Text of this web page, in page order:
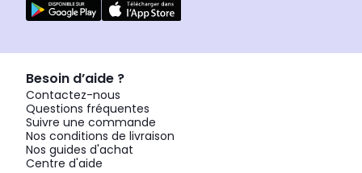
Besoin d’aide ?
Contactez-nous
Questions fréquentes
Suivre une commande
Nos conditions de livraison
Nos guides d'achat
Centre d'aide